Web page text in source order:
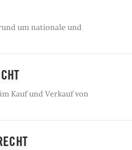
um nationale und
Kauf und Verkauf von